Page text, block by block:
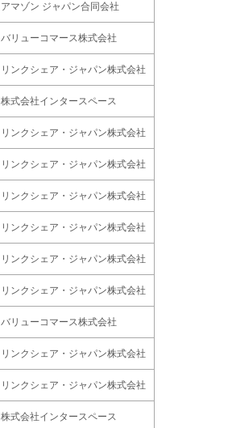
アマゾン ジャパン合同会社
バリューコマース株式会社
リンクシェア・ジャパン株式会社
株式会社インタースペース
リンクシェア・ジャパン株式会社
リンクシェア・ジャパン株式会社
リンクシェア・ジャパン株式会社
リンクシェア・ジャパン株式会社
リンクシェア・ジャパン株式会社
リンクシェア・ジャパン株式会社
バリューコマース株式会社
リンクシェア・ジャパン株式会社
リンクシェア・ジャパン株式会社
株式会社インタースペース